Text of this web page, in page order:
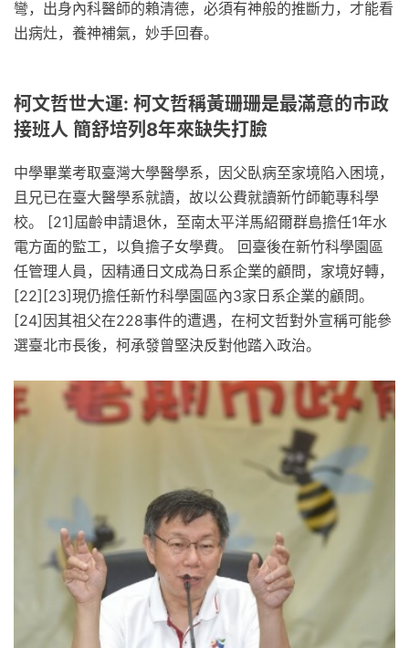
彎，出身內科醫師的賴清德，必須有神般的推斷力，才能看
出病灶，養神補氣，妙手回春。
柯文哲世大運: 柯文哲稱黃珊珊是最滿意的市政
接班人 簡舒培列8年來缺失打臉
中學畢業考取臺灣大學醫學系，因父臥病至家境陷入困境，
且兄已在臺大醫學系就讀，故以公費就讀新竹師範專科學
校。 [21]屆齡申請退休，至南太平洋馬紹爾群島擔任1年水
電方面的監工，以負擔子女學費。 回臺後在新竹科學園區
任管理人員，因精通日文成為日系企業的顧問，家境好轉，
[22][23]現仍擔任新竹科學園區內3家日系企業的顧問。
[24]因其祖父在228事件的遭遇，在柯文哲對外宣稱可能參
選臺北市長後，柯承發曾堅決反對他踏入政治。